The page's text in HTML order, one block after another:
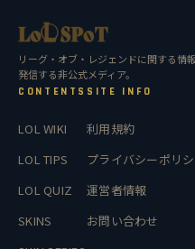
リーグ・オブ・レジェンドに関する情
発信する非公式メディア。
CONTENTS
LOL WIKI
LOL TIPS
LOL QUIZ
SKINS
SITE INFO
利用規約
プライバシーポリ
運営者情報
お問い合わせ